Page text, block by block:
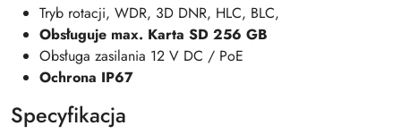
Tryb rotacji, WDR, 3D DNR, HLC, BLC,
Obsługuje max. Karta SD 256 GB
Obsługa zasilania 12 V DC / PoE
Ochrona IP67
Specyfikacja